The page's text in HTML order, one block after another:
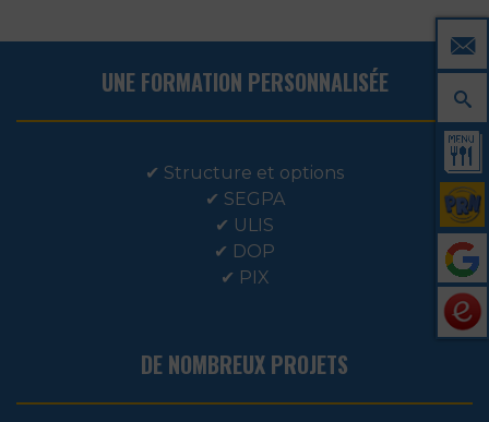
UNE FORMATION PERSONNALISÉE
✔ Structure et options
✔ SEGPA
✔ ULIS
✔ DOP
✔ PIX
DE NOMBREUX PROJETS